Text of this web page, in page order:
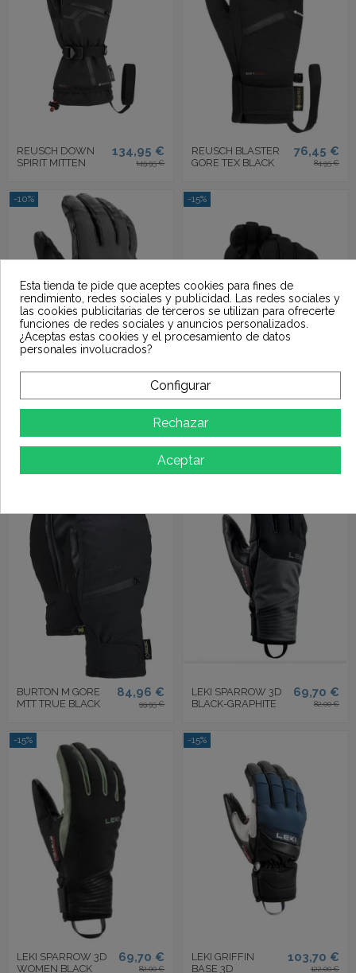
REUSCH DOWN
SPIRIT MITTEN
134,95 €
149,95 €
REUSCH BLASTER
GORE TEX BLACK
76,45 €
84,95 €
-10%
GRAPHITE
113,40 €
126,00 €
-15%
GL TRUE BLACK
-15%
BURTON M GORE
MTT TRUE BLACK
84,96 €
99,95 €
-15%
LEKI SPARROW 3D
BLACK-GRAPHITE
69,70 €
82,00 €
-15%
LEKI SPARROW 3D
WOMEN BLACK
69,70 €
82,00 €
-15%
LEKI GRIFFIN
BASE 3D
103,70 €
122,00 €
Esta tienda te pide que aceptes cookies para fines de
rendimiento, redes sociales y publicidad. Las redes sociales y
las cookies publicitarias de terceros se utilizan para ofrecerte
funciones de redes sociales y anuncios personalizados.
¿Aceptas estas cookies y el procesamiento de datos
personales involucrados?
Configurar
Rechazar
Aceptar